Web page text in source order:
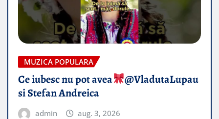
MUZICA POPULARA
Ce iubesc nu pot avea
​@VladutaLupau
si Stefan Andreica
admin aug. 3, 2026